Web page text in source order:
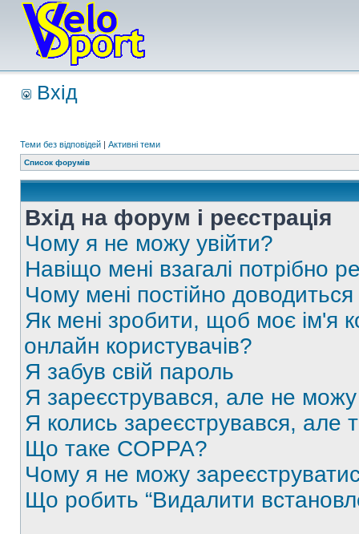
Вхід
Теми без відповідей | Активні теми
Список форумів
Вхід на форум і реєстрація
Чому я не можу увійти?
Навіщо мені взагалі потрібно
Чому мені постійно
Як мені зробити, щоб моє ім'я
онлайн користувачів?
Я забув свій пароль
Я зареєструвався, але не
Я колись зареєструвався,
Що таке COPPA?
Чому я не можу
Що робить “Видалити